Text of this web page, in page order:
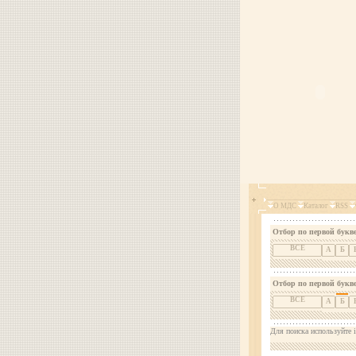
О МДС Каталог RSS
Отбор по первой
ВСЕ А Б
Отбор по первой
ВСЕ А Б
Для поиска используйте